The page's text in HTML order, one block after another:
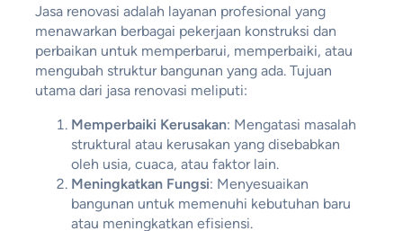
Jasa renovasi adalah layanan profesional yang
menawarkan berbagai pekerjaan konstruksi dan
perbaikan untuk memperbarui, memperbaiki, atau
mengubah struktur bangunan yang ada. Tujuan
utama dari jasa renovasi meliputi:
Memperbaiki Kerusakan: Mengatasi masalah
struktural atau kerusakan yang disebabkan
oleh usia, cuaca, atau faktor lain.
Meningkatkan Fungsi: Menyesuaikan
bangunan untuk memenuhi kebutuhan baru
atau meningkatkan efisiensi.